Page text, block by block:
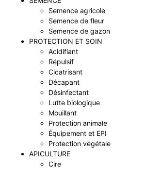
Semence agricole
Semence de fleur
Semence de gazon
PROTECTION ET SOIN
Acidifiant
Répulsif
Cicatrisant
Décapant
Désinfectant
Lutte biologique
Mouillant
Protection animale
Équipement et EPI
Protection végétale
APICULTURE
Cire